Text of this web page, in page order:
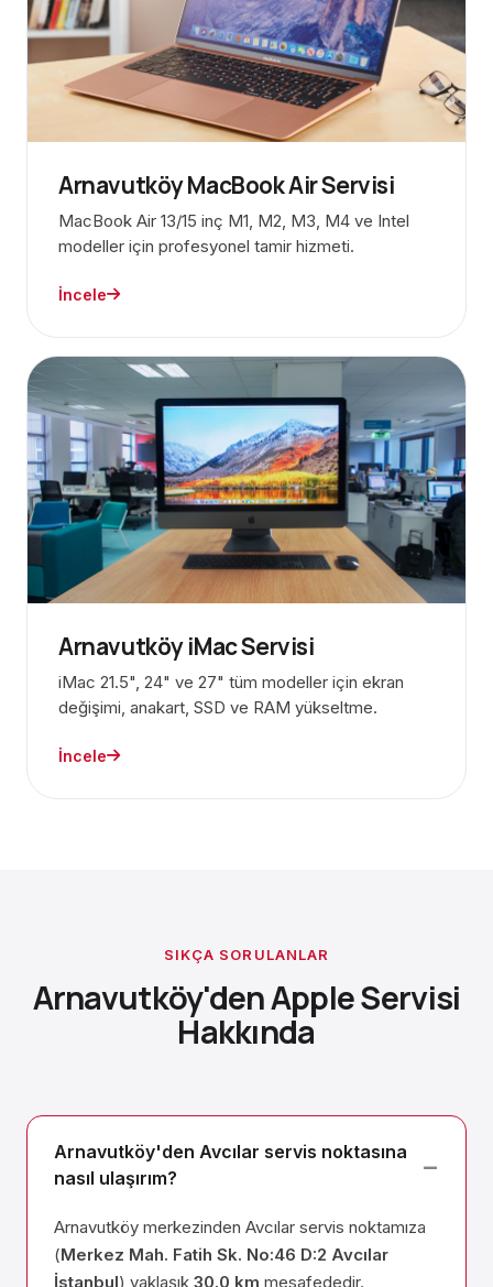
Arnavutköy MacBook Air Servisi
MacBook Air 13/15 inç M1, M2, M3, M4 ve Intel
modeller için profesyonel tamir hizmeti.
İncele
Arnavutköy iMac Servisi
iMac 21.5", 24" ve 27" tüm modeller için ekran
değişimi, anakart, SSD ve RAM yükseltme.
İncele
SIKÇA SORULANLAR
Arnavutköy'den Apple Servisi
Hakkında
Arnavutköy'den Avcılar servis noktasına
nasıl ulaşırım?
Arnavutköy merkezinden Avcılar servis noktamıza
(Merkez Mah. Fatih Sk. No:46 D:2 Avcılar
İstanbul) yaklaşık 30.0 km mesafededir.